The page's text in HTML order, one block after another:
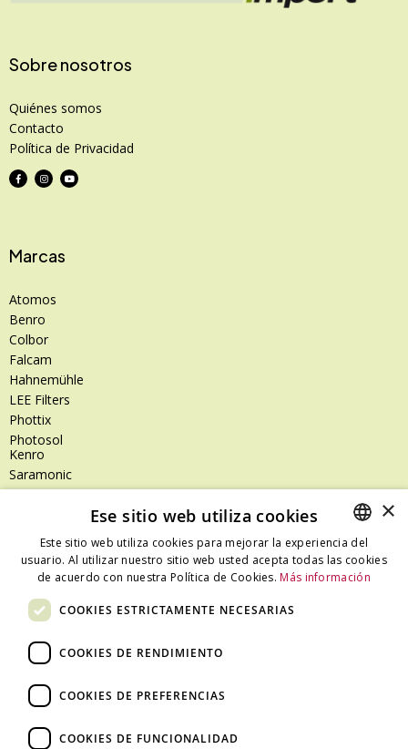
Sobre nosotros
Quiénes somos
Contacto
Política de Privacidad
Marcas
Atomos
Benro
Colbor
Falcam
Hahnemühle
LEE Filters
Phottix
Photosol
Kenro
Saramonic
Shimoda
SanDisk Professional
Tenba
Zeiss
Dónde estamos
C/ Ali Bei, 67 – 08013 Barcelona - España
T. +34 93 245 27 23
info@fototecnica.com
SPANISH
×
Ese sitio web utiliza cookies
Este sitio web utiliza cookies para mejorar la experiencia del
usuario. Al utilizar nuestro sitio web usted acepta todas las cookies
de acuerdo con nuestra Política de Cookies. Más información
COOKIES ESTRICTAMENTE NECESARIAS
COOKIES DE RENDIMIENTO
COOKIES DE PREFERENCIAS
COOKIES DE FUNCIONALIDAD